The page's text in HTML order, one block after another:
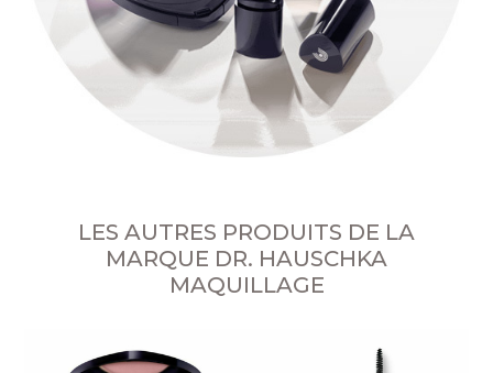
LES AUTRES PRODUITS DE LA
MARQUE DR. HAUSCHKA
MAQUILLAGE